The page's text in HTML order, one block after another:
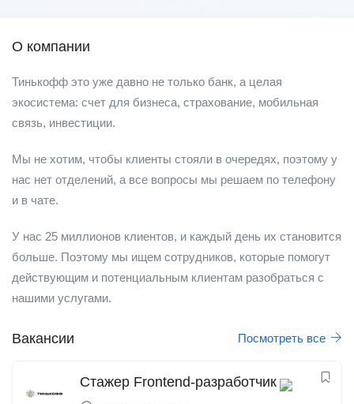
О компании
Тинькофф это уже давно не только банк, а целая
экосистема: счет для бизнеса, страхование, мобильная
связь, инвестиции.
Мы не хотим, чтобы клиенты стояли в очередях, поэтому у
нас нет отделений, а все вопросы мы решаем по телефону
и в чате.
У нас 25 миллионов клиентов, и каждый день их становится
больше. Поэтому мы ищем сотрудников, которые помогут
действующим и потенциальным клиентам разобраться с
нашими услугами.
Вакансии Посмотреть все
Стажер Frontend-разработчик